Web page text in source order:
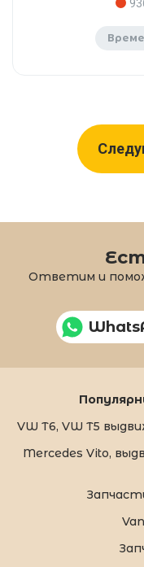
Ответим и
VW T6, VW T5
Mercedes Vito,